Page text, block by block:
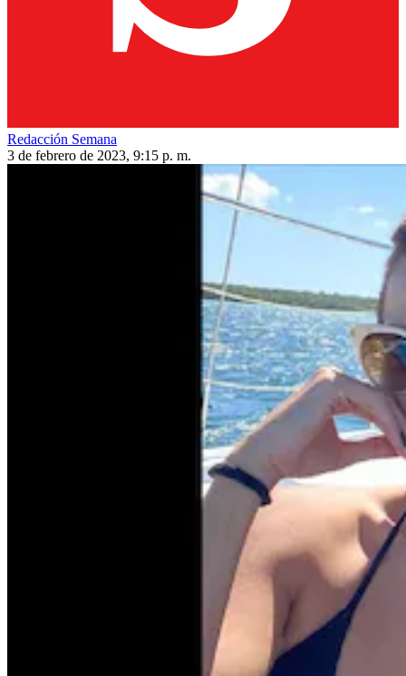
Redacción Semana
3 de febrero de 2023, 9:15 p. m.